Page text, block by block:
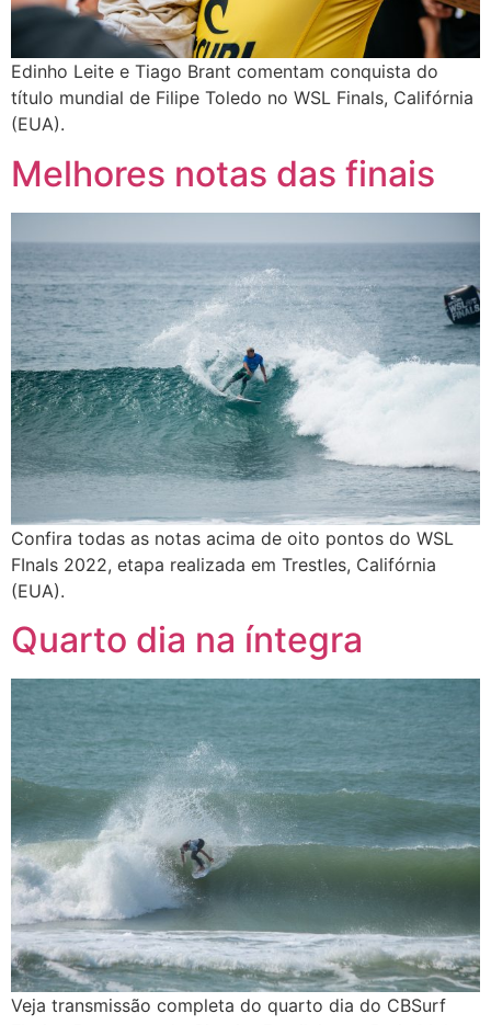
Edinho Leite e Tiago Brant comentam conquista do
título mundial de Filipe Toledo no WSL Finals, Califórnia
(EUA).
Melhores notas das finais
Confira todas as notas acima de oito pontos do WSL
FInals 2022, etapa realizada em Trestles, Califórnia
(EUA).
Quarto dia na íntegra
Veja transmissão completa do quarto dia do CBSurf